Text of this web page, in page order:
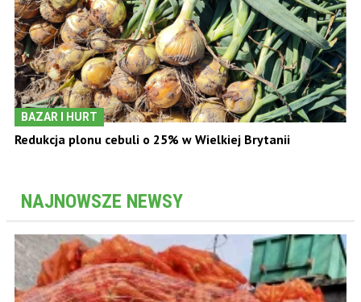
BAZAR I HURT
Redukcja plonu cebuli o 25% w Wielkiej Brytanii
NAJNOWSZE NEWSY